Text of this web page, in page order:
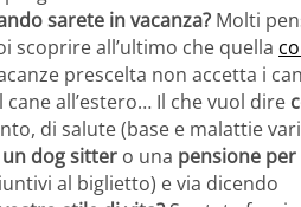
sarete in vacanza? Molti
scoprire all’ultimo che quella
prescelta non accetta i
all’estero… Il che vuol dire
di salute (base e malattie
dog sitter o una pensione per
al biglietto) e via dicendo